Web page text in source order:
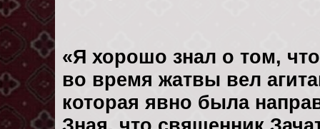
«Я хорошо знал о том,
во время жатвы вел
которая явно была